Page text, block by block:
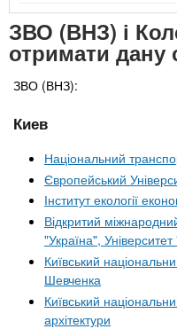
ЗВО (ВНЗ) і
отримати дану
ЗВО (ВНЗ):
Киев
Національний
Європейський
Інститут екології
Відкритий
"Україна",
Київський
Шевченка
Київський
архітектури